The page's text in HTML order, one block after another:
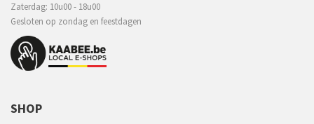
Zaterdag: 10u00 - 18u00
Gesloten op zondag en feestdagen
SHOP